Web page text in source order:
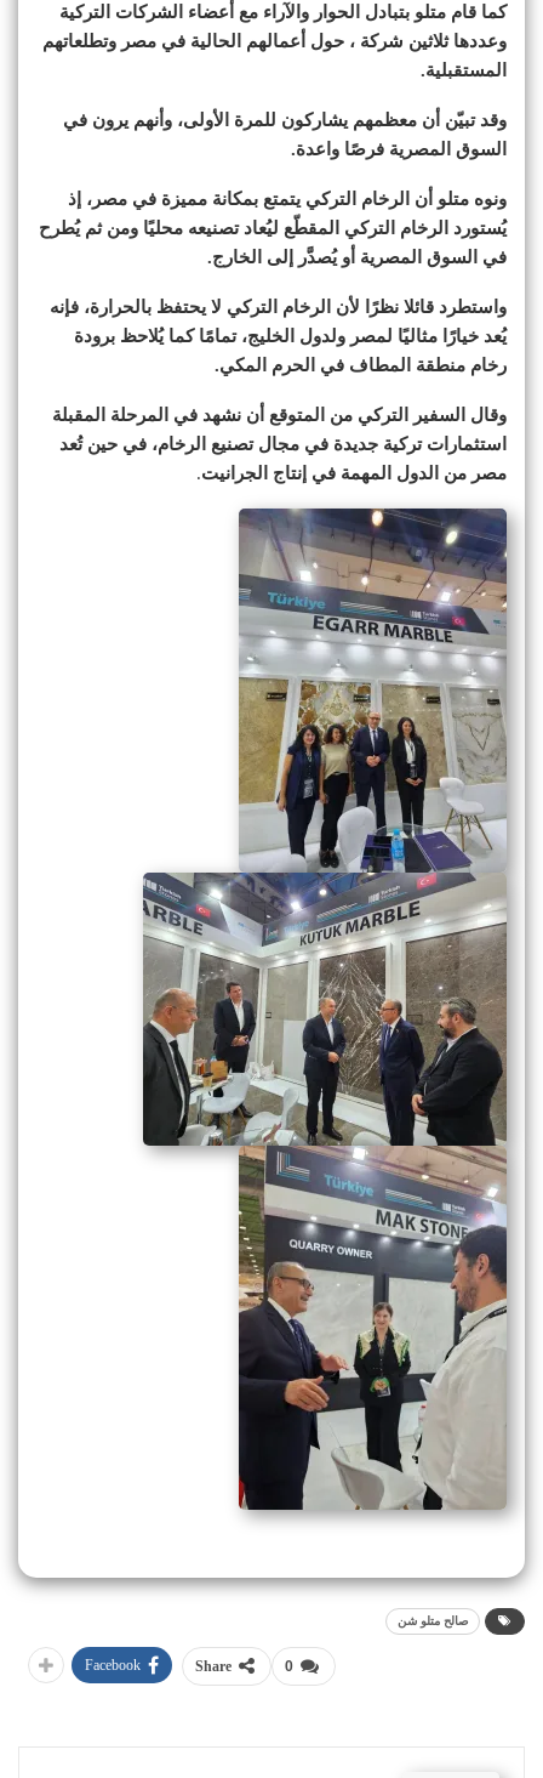
كما قام متلو بتبادل الحوار والآراء مع أعضاء الشركات التركية
وعددها ثلاثين شركة ، حول أعمالهم الحالية في مصر وتطلعاتهم
المستقبلية.
وقد تبيّن أن معظمهم يشاركون للمرة الأولى، وأنهم يرون في
السوق المصرية فرصًا واعدة.
ونوه متلو أن الرخام التركي يتمتع بمكانة مميزة في مصر، إذ
يُستورد الرخام التركي المقطّع ليُعاد تصنيعه محليًا ومن ثم يُطرح
في السوق المصرية أو يُصدَّر إلى الخارج.
واستطرد قائلا نظرًا لأن الرخام التركي لا يحتفظ بالحرارة، فإنه
يُعد خيارًا مثاليًا لمصر ولدول الخليج، تمامًا كما يُلاحظ برودة
رخام منطقة المطاف في الحرم المكي.
وقال السفير التركي من المتوقع أن نشهد في المرحلة المقبلة
استثمارات تركية جديدة في مجال تصنيع الرخام، في حين تُعد
مصر من الدول المهمة في إنتاج الجرانيت.
صالح متلو شن
0
Share
Facebook